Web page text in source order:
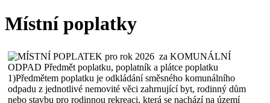
Místní poplatky